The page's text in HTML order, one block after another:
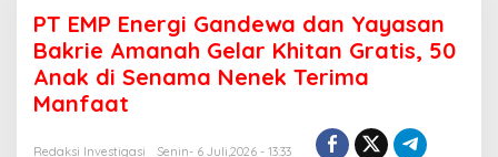
E
M
P
r
PT EMP Energi Gandewa dan Yayasan
Bakrie Amanah Gelar Khitan Gratis, 50
Anak di Senama Nenek Terima
Manfaat
Redaksi Investigasi
Senin- 6 Juli,2026 - 13:33